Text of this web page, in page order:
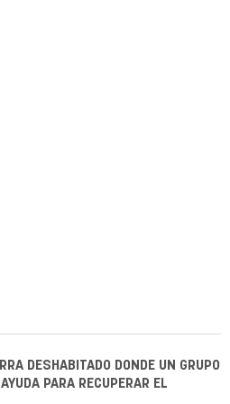
DESHABITADO DONDE UN GRUPO
PARA RECUPERAR EL